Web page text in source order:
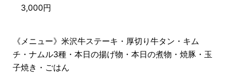
3,000円
《メニュー》米沢牛ステーキ・厚切り牛タン・キム
チ・ナムル3種・本日の揚げ物・本日の煮物・焼豚・玉
子焼き・ごはん